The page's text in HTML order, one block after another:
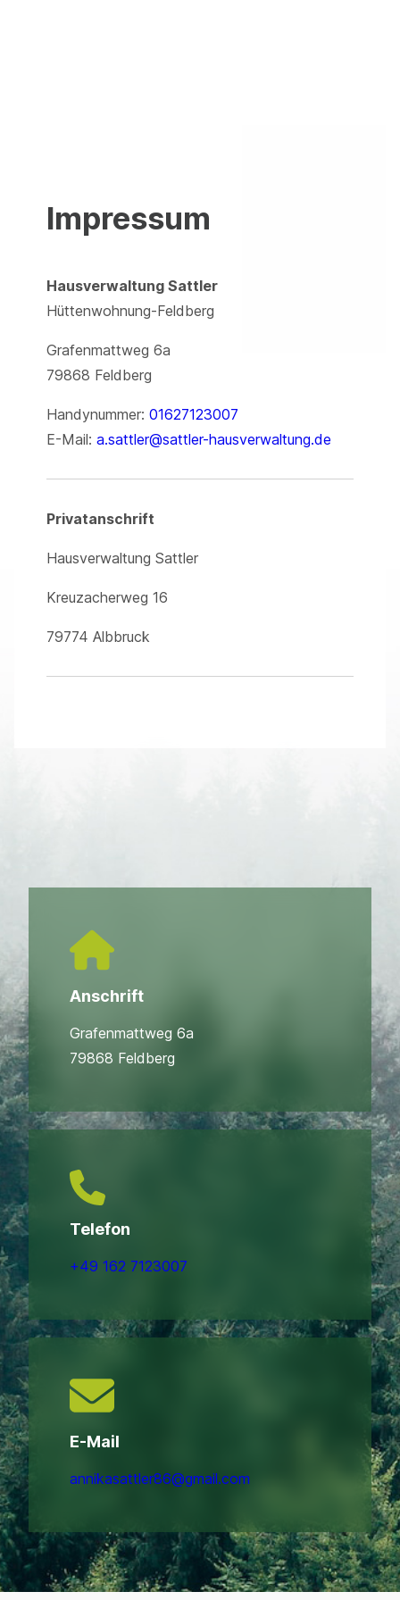
Impressum
Hausverwaltung Sattler
Hüttenwohnung-Feldberg
Grafenmattweg 6a
79868 Feldberg
Handynummer: 01627123007
E-Mail: a.sattler@sattler-hausverwaltung.de
Privatanschrift
Hausverwaltung Sattler
Kreuzacherweg 16
79774 Albbruck
Anschrift
Grafenmattweg 6a
79868 Feldberg
Telefon
+49 162 7123007
E-Mail
annikasattler86@gmail.com